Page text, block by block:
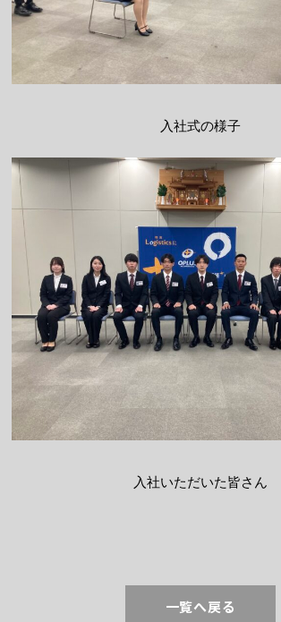
入社式の様子
入社いただいた皆さん
一覧へ戻る